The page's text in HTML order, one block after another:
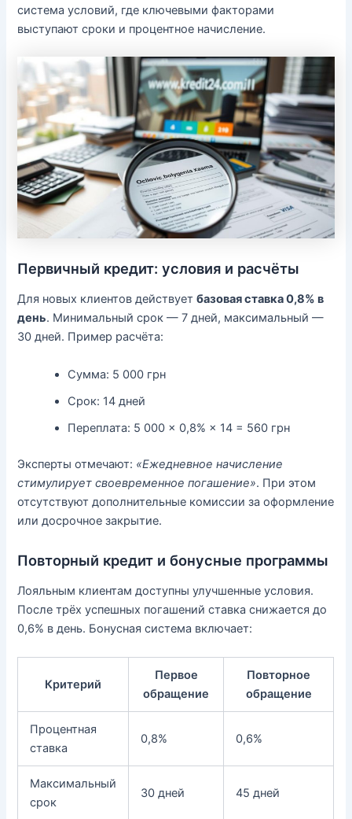
система условий, где ключевыми факторами
выступают сроки и процентное начисление.
Первичный кредит: условия и расчёты
Для новых клиентов действуетбазовая ставка 0,8% в
день. Минимальный срок — 7 дней, максимальный —
30 дней. Пример расчёта:
Сумма: 5 000 грн
Срок: 14 дней
Переплата: 5 000 × 0,8% × 14 = 560 грн
Эксперты отмечают: «Ежедневное начисление
стимулирует своевременное погашение». При этом
отсутствуют дополнительные комиссии за оформление
или досрочное закрытие.
Повторный кредит и бонусные программы
Лояльным клиентам доступны улучшенные условия.
После трёх успешных погашений ставка снижается до
0,6% в день. Бонусная система включает:
Критерий
Первое
обращение
Повторное
обращение
Процентная
ставка
0,8% 0,6%
Максимальный
срок
30 дней 45 дней